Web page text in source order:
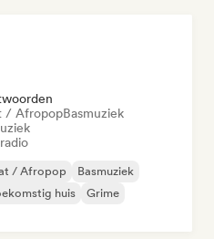
/ AfropopBasmuziek
/ Afropop
Basmuziek
huis
Grime